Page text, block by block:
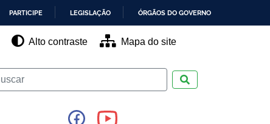
PARTICIPE LEGISLAÇÃO ÓRGÃOS DO GOVERNO
Alto contraste Mapa do site